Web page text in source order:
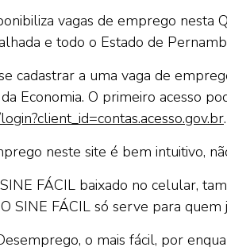
vagas de emprego
e todo o Estado de
cadastrar a uma vaga de
Economia. O primeiro acesso
.
neste site é bem intuitivo,
FÁCIL baixado no celular,
SINE FÁCIL só serve para quem
o mais fácil, por